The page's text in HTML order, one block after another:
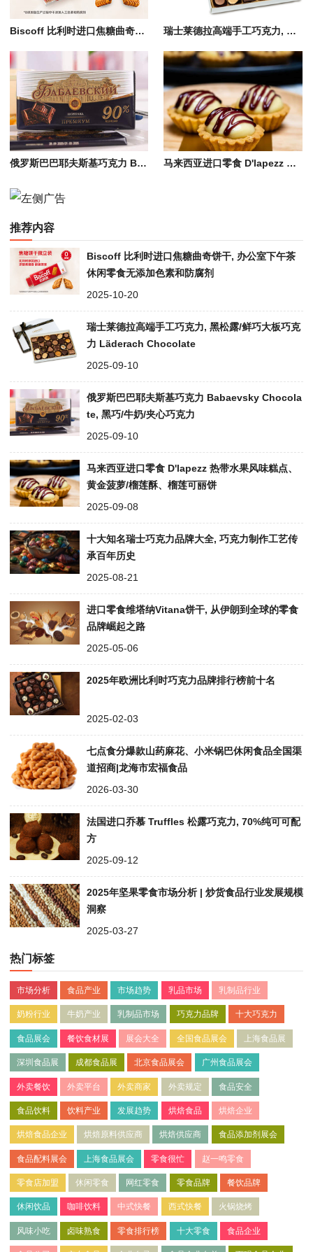
Biscoff 比利时进口焦糖曲奇饼干, 办公室下午茶休闲零食无添加色素和防腐剂 瑞士莱德拉高端手工巧克力, 黑松露/鲜巧大板巧克力 Läderach Chocolate
俄罗斯巴巴耶夫斯基巧克力 Babaevsky Chocolate, 黑巧/牛奶/夹心巧克力 马来西亚进口零食 D'lapezz 热带水果风味糕点、黄金菠萝/榴莲酥、榴莲可丽饼
推荐内容
Biscoff 比利时进口焦糖曲奇饼干, 办公室下午茶
休闲零食无添加色素和防腐剂
2025-10-20
瑞士莱德拉高端手工巧克力, 黑松露/鲜巧大板巧克
力 Läderach Chocolate
2025-09-10
俄罗斯巴巴耶夫斯基巧克力 Babaevsky Chocola
te, 黑巧/牛奶/夹心巧克力
2025-09-10
马来西亚进口零食 D'lapezz 热带水果风味糕点、
黄金菠萝/榴莲酥、榴莲可丽饼
2025-09-08
十大知名瑞士巧克力品牌大全, 巧克力制作工艺传
承百年历史
2025-08-21
进口零食维塔纳Vitana饼干, 从伊朗到全球的零食
品牌崛起之路
2025-05-06
2025年欧洲比利时巧克力品牌排行榜前十名
2025-02-03
七点食分爆款山药麻花、小米锅巴休闲食品全国渠
道招商|龙海市宏福食品
2026-03-30
法国进口乔慕 Truffles 松露巧克力, 70%纯可可配
方
2025-09-12
2025年坚果零食市场分析 | 炒货食品行业发展规模
洞察
2025-03-27
热门标签
市场分析 食品产业 市场趋势 乳品市场 乳制品行业
奶粉行业 牛奶产业 乳制品市场 巧克力品牌 十大巧克力
食品展会 餐饮食材展 展会大全 全国食品展会 上海食品展
深圳食品展 成都食品展 北京食品展会 广州食品展会
外卖餐饮 外卖平台 外卖商家 外卖规定 食品安全
食品饮料 饮料产业 发展趋势 烘焙食品 烘焙企业
烘焙食品企业 烘焙原料供应商 烘焙供应商 食品添加剂展会
食品配料展会 上海食品展会 零食很忙 赵一鸣零食
零食店加盟 休闲零食 网红零食 零食品牌 餐饮品牌
休闲饮品 咖啡饮料 中式快餐 西式快餐 火锅烧烤
风味小吃 卤味熟食 零食排行榜 十大零食 食品企业